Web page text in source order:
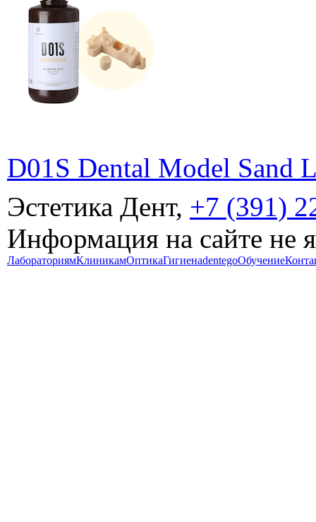
D01S Dental Model Sand
Эстетика Дент, +7 (391)
Информация на сайте не
ЛабораториямКлиникамОптикаГигиенаdentegoОбучение